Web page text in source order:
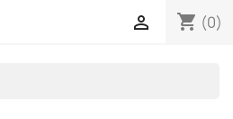
shopping_cart (0)
